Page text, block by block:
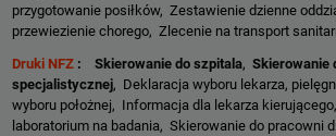
przygotowanie posiłków, Zestawienie dzienne
przewiezienie chorego, Zlecenie na transport
Druki NFZ : Skierowanie do szpitala, Skierowanie
specjalistycznej, Deklaracja wyboru lekarza,
wyboru położnej, Informacja dla lekarza
laboratorium na badania, Skierowanie do pracowni